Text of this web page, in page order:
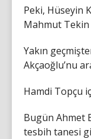
Peki, Hüseyin
Mahmut Tekin
Yakın
Akçaoğlu’nu
Hamdi Topçu
Bugün Ahmet
tesbih tanesi